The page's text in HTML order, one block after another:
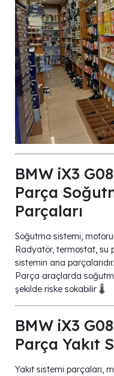
BMW iX3
Parça
Parçaları
Soğutma sistemi,
Radyatör, termostat, su
sistemin ana
Parça araçlarda
şekilde riske sokabilir 🌡️
BMW iX3
Parça Yakıt
Yakıt sistemi parçaları,